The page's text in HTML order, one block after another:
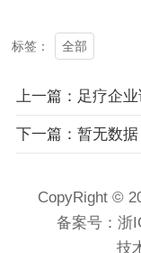
标签： 全部
下一篇：暂无数据
CopyRight ©
备案号： 浙
技